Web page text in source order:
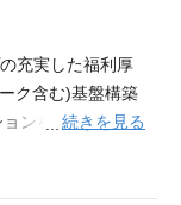
持ちの方■英語
支援・システム
充実した福利厚
ク含む)基盤構築
ンを通じて、中
信に関しても関
発、又は運用の
続きを見る